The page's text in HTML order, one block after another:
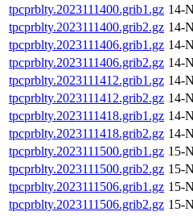
tpcprblty.2023111400.grib1.gz 14-
tpcprblty.2023111400.grib2.gz 14-
tpcprblty.2023111406.grib1.gz 14-
tpcprblty.2023111406.grib2.gz 14-
tpcprblty.2023111412.grib1.gz 14-
tpcprblty.2023111412.grib2.gz 14-
tpcprblty.2023111418.grib1.gz 14-
tpcprblty.2023111418.grib2.gz 14-
tpcprblty.2023111500.grib1.gz 15-
tpcprblty.2023111500.grib2.gz 15-
tpcprblty.2023111506.grib1.gz 15-
tpcprblty.2023111506.grib2.gz 15-